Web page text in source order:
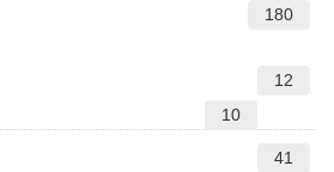
180
12
10
41